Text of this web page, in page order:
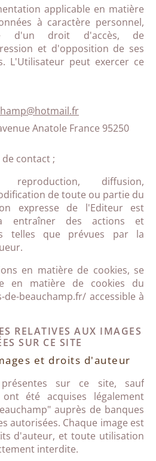
applicable en matière
à caractère personnel,
d'un droit d'accès, de
et d'opposition de ses
L'Utilisateur peut exercer ce
Anatole France 95250
contact ;
diffusion,
de toute ou partie du
expresse de l'Editeur est
entraîner des actions et
telles que prévues par la
en matière de cookies, se
en matière de cookies du
de-beauchamp.fr/ accessible à
RELATIVES AUX IMAGES
SUR CE SITE
et droits d'auteur
sur ce site, sauf
été acquises légalement
auprès de banques
autorisées. Chaque image est
d'auteur, et toute utilisation
interdite.